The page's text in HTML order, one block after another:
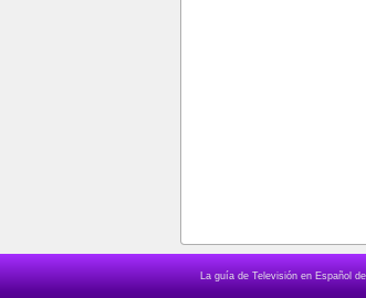
La guía de Televisión en Español